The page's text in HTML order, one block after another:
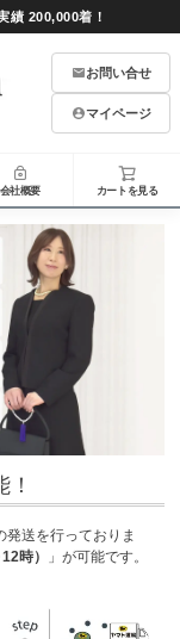
績 200,000着！
お問い合せ
マイページ
会社概要 カートを見る
発送を行っておりま
時） 」が可能です。